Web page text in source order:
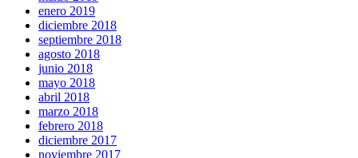
enero 2019
diciembre 2018
septiembre 2018
agosto 2018
junio 2018
mayo 2018
abril 2018
marzo 2018
febrero 2018
diciembre 2017
noviembre 2017